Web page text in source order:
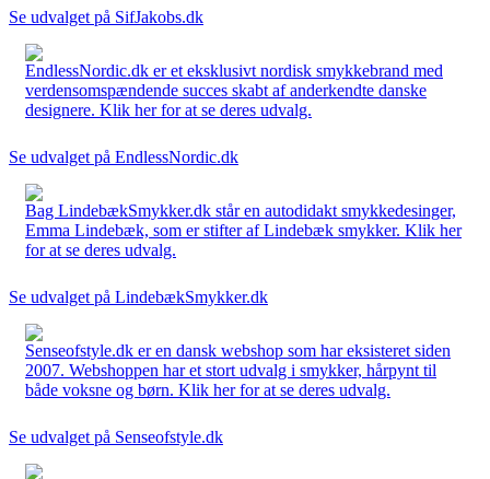
Se udvalget på SifJakobs.dk
EndlessNordic.dk er et eksklusivt nordisk smykkebrand med
verdensomspændende succes skabt af anderkendte danske
designere. Klik her for at se deres udvalg.
Se udvalget på EndlessNordic.dk
Bag LindebækSmykker.dk står en autodidakt smykkedesinger,
Emma Lindebæk, som er stifter af Lindebæk smykker. Klik her
for at se deres udvalg.
Se udvalget på LindebækSmykker.dk
Senseofstyle.dk er en dansk webshop som har eksisteret siden
2007. Webshoppen har et stort udvalg i smykker, hårpynt til
både voksne og børn. Klik her for at se deres udvalg.
Se udvalget på Senseofstyle.dk